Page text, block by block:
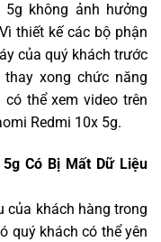
không ảnh hưởng
thiết kế các bộ phận
của quý khách trước
xong chức năng
thể xem video trên
Redmi 10x 5g.
Có Bị Mất Dữ Liệu
của khách hàng trong
quý khách có thể yên